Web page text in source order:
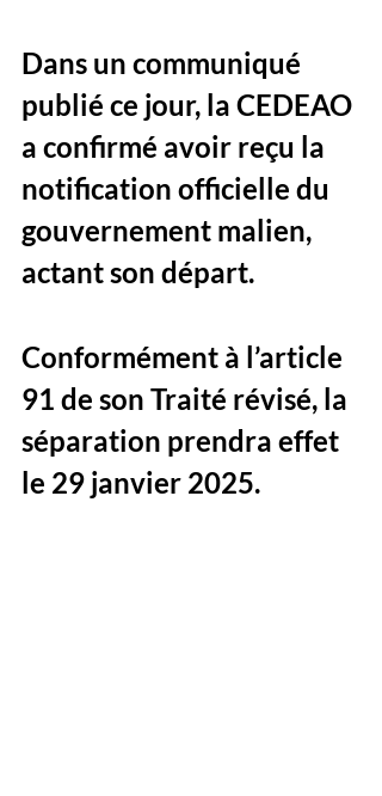
Dans un communiqué
publié ce jour, la CEDEAO
a confirmé avoir reçu la
notification officielle du
gouvernement malien,
actant son départ.
Conformément à l’article
91 de son Traité révisé, la
séparation prendra effet
le 29 janvier 2025.